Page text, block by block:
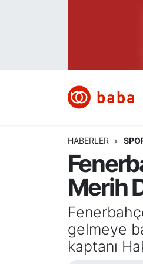
HABERLER
Merih
gelmeye
kaptanı
Ekonomi
Kültür ve Sanat
Bilim ve Teknoloji
Yazı Dizisi
Namaz Vakitleri
Trafik Durumu
Süper Lig Puan
Tüm Manşetler
Son Dakika Haberleri
Haber Arşivi